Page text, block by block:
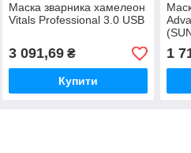
Маска зварника хамелеон
Vitals Professional 3.0 USB
3 091,69₴
Купити
1